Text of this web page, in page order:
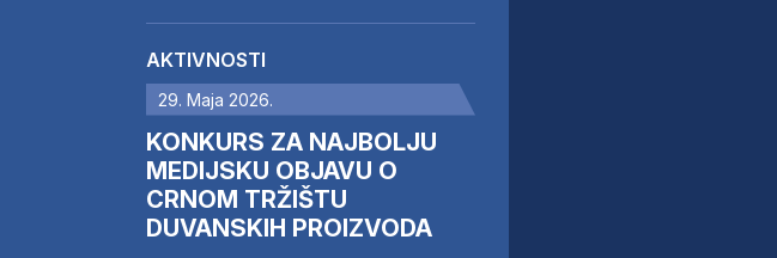
AKTIVNOSTI
29. Maja 2026.
KONKURS ZA NAJBOLJU
MEDIJSKU OBJAVU O
CRNOM TRŽIŠTU
DUVANSKIH PROIZVODA